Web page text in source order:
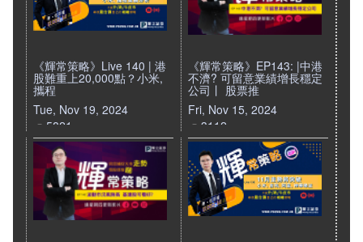
《輝常策略》Live 140 | 港
股難重上20,000點？小米,
攜程
Tue, Nov 19, 2024
5821
《輝常策略》EP143: |中港
不濟? 可留意業績增長穩定
公司丨 股票推
Fri, Nov 15, 2024
3112